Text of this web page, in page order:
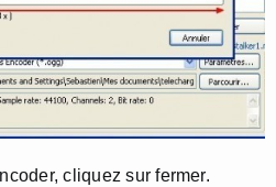
cliquez sur fermer.